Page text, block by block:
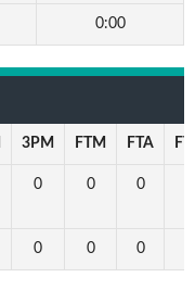
0:00
3PM FTM FTA
0 0 0
0 0 0